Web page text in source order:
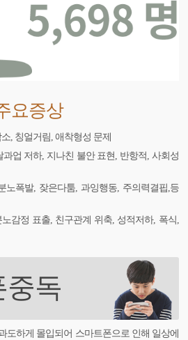
요증상
, 칭얼거림, 애착형성 문제
업 저하, 지나친 불안 표현, 반항적, 사회성
노폭발, 잦은다툼, 과잉행동, 주의력결핍,등
감정 표출, 친구관계 위축, 성적저하, 폭식,
중독
도하게 몰입되어 스마트폰으로 인해 일상에